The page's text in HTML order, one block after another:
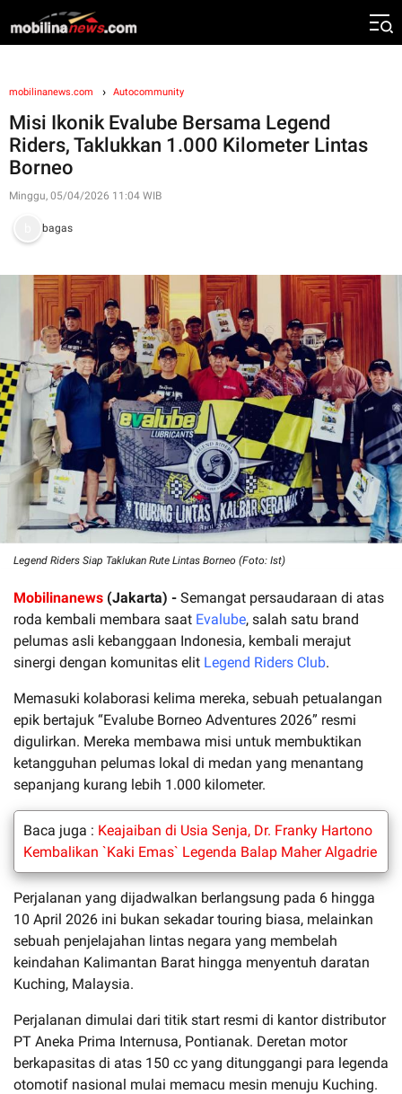
mobilinanews.com Autocommunity
Misi Ikonik Evalube Bersama Legend
Riders, Taklukkan 1.000 Kilometer Lintas
Borneo
Minggu, 05/04/2026 11:04 WIB
bagas
Legend Riders Siap Taklukan Rute Lintas Borneo (Foto: Ist)
Mobilinanews (Jakarta) - Semangat persaudaraan di atas
roda kembali membara saat Evalube, salah satu brand
pelumas asli kebanggaan Indonesia, kembali merajut
sinergi dengan komunitas elit Legend Riders Club.
Memasuki kolaborasi kelima mereka, sebuah petualangan
epik bertajuk “Evalube Borneo Adventures 2026” resmi
digulirkan. Mereka membawa misi untuk membuktikan
ketangguhan pelumas lokal di medan yang menantang
sepanjang kurang lebih 1.000 kilometer.
Baca juga : Keajaiban di Usia Senja, Dr. Franky Hartono
Kembalikan `Kaki Emas` Legenda Balap Maher Algadrie
Perjalanan yang dijadwalkan berlangsung pada 6 hingga
10 April 2026 ini bukan sekadar touring biasa, melainkan
sebuah penjelajahan lintas negara yang membelah
keindahan Kalimantan Barat hingga menyentuh daratan
Kuching, Malaysia.
Perjalanan dimulai dari titik start resmi di kantor distributor
PT Aneka Prima Internusa, Pontianak. Deretan motor
berkapasitas di atas 150 cc yang ditunggangi para legenda
otomotif nasional mulai memacu mesin menuju Kuching.